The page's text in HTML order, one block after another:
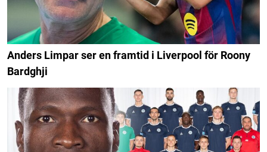
Anders Limpar ser en framtid i Liverpool för Roony
Bardghji